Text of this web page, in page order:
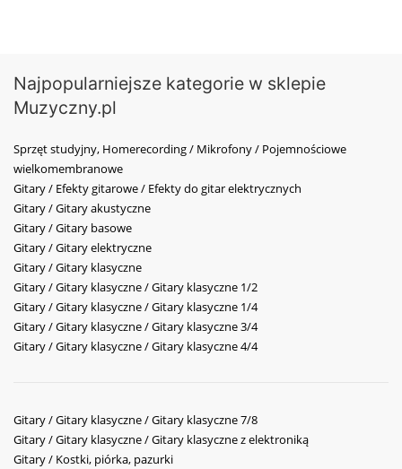
Najpopularniejsze kategorie w sklepie
Muzyczny.pl
Sprzęt studyjny, Homerecording / Mikrofony / Pojemnościowe
wielkomembranowe
Gitary / Efekty gitarowe / Efekty do gitar elektrycznych
Gitary / Gitary akustyczne
Gitary / Gitary basowe
Gitary / Gitary elektryczne
Gitary / Gitary klasyczne
Gitary / Gitary klasyczne / Gitary klasyczne 1/2
Gitary / Gitary klasyczne / Gitary klasyczne 1/4
Gitary / Gitary klasyczne / Gitary klasyczne 3/4
Gitary / Gitary klasyczne / Gitary klasyczne 4/4
Gitary / Gitary klasyczne / Gitary klasyczne 7/8
Gitary / Gitary klasyczne / Gitary klasyczne z elektroniką
Gitary / Kostki, piórka, pazurki